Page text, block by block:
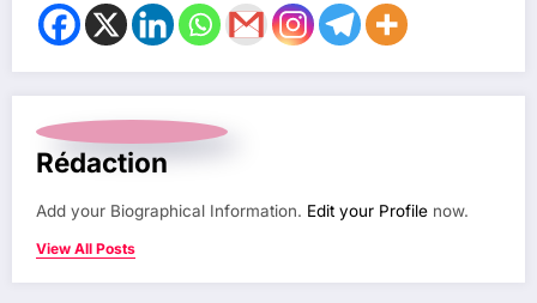
Rédaction
Add your Biographical Information. Edit your Profile now.
View All Posts